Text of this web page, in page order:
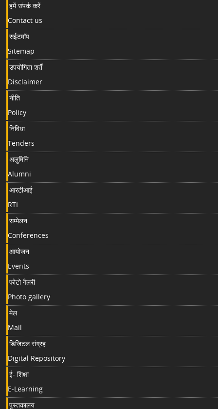
हमें संपर्क करें
Contact us
सईटमॉप
Sitemap
उपयोगिता शर्तें
Disclaimer
नीति
Policy
निविधा
Tenders
अलुमिनि
Alumni
आरटीआई
RTI
सम्मेलन
Conferences
आयोजन
Events
फोटो गैलरी
Photo gallery
मेल
Mail
डिजिटल संग्रह
Digital Repository
ई- शिक्षा
E-Learning
पुस्तकालय